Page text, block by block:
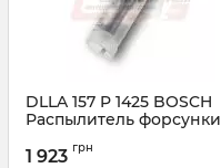
DLLA 157 P 1425 BOSCH
Распылитель форсунки
Артикул:
1 923 грн